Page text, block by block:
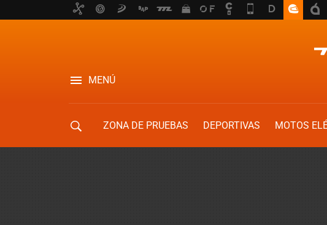
MENÚ
ZONA DE PRUEBAS DEPORTIVAS MOTOS